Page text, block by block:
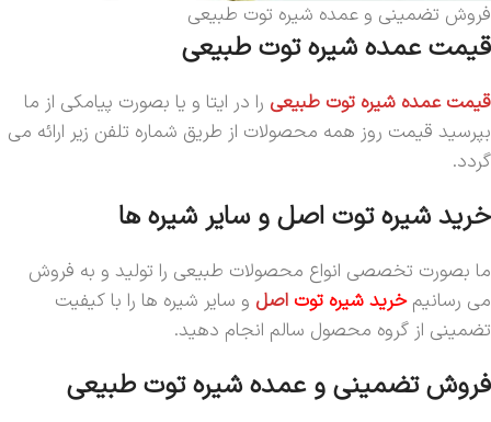
فروش تضمینی و عمده شیره توت طبیعی
قیمت عمده شیره توت طبیعی
قیمت عمده شیره توت طبیعی را در ایتا و یا بصورت پیامکی از ما
بپرسید قیمت روز همه محصولات از طریق شماره تلفن زیر ارائه می
گردد.
خرید شیره توت اصل و سایر شیره ها
ما بصورت تخصصی انواع محصولات طبیعی را تولید و به فروش
می رسانیمخرید شیره توت اصل و سایر شیره ها را با کیفیت
تضمینی از گروه محصول سالم انجام دهید.
فروش تضمینی و عمده شیره توت طبیعی